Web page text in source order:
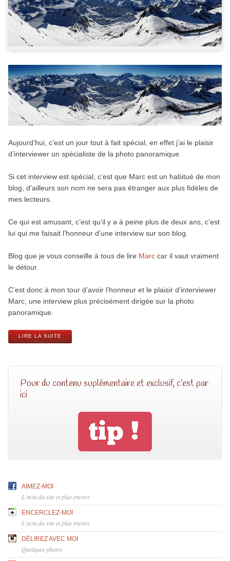
Aujourd’hui, c’est un jour tout à fait spécial, en effet j’ai le plaisir
d’interviewer un spécialiste de la photo panoramique.
Si cet interview est spécial, c’est que Marc est un habitué de mon
blog, d’ailleurs son nom ne sera pas étranger aux plus fidèles de
mes lecteurs.
Ce qui est amusant, c’est qu’il y a à peine plus de deux ans, c’est
lui qui me faisait l’honneur d’une interview sur son blog.
Blog que je vous conseille à tous de lire Marccar il vaut vraiment
le détour.
C’est donc à mon tour d’avoir l’honneur et le plaisir d’interviewer
Marc, une interview plus précisément dirigée sur la photo
panoramique.
LIRE LA SUITE
Pour du contenu suplémentaire et exclusif, c’est par
ici
AIMEZ-MOI
L'actu du site et plus encore
ENCERCLEZ-MOI
L'actu du site et plus encore
DÉLIREZ AVEC MOI
Quelques photos